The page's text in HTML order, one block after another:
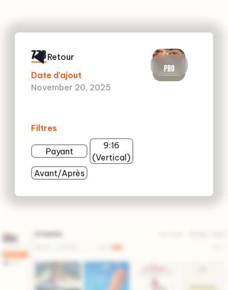
773
Date d'ajout
November 20, 2025
Filtres
Payant
9:16
(Vertical)
Avant/Après
PRO
Retour